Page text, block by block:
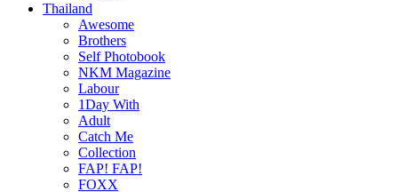
Thailand
Awesome
Brothers
Self Photobook
NKM Magazine
Labour
1Day With
Adult
Catch Me
Collection
FAP! FAP!
FOXX